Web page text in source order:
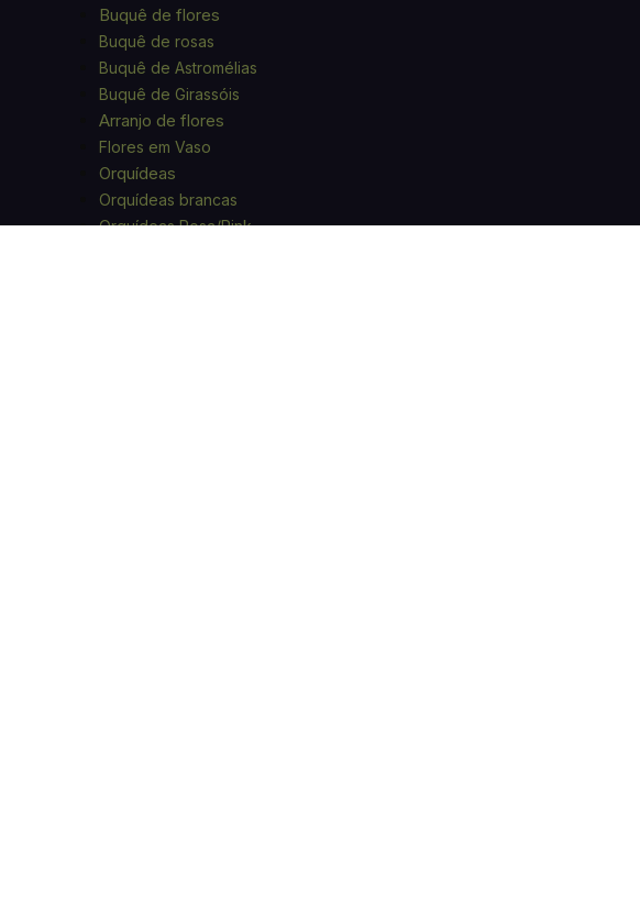
Buquê de flores
Buquê de rosas
Buquê de Astromélias
Buquê de Girassóis
Arranjo de flores
Flores em Vaso
Orquídeas
Orquídeas brancas
Orquídeas Rosa/Pink